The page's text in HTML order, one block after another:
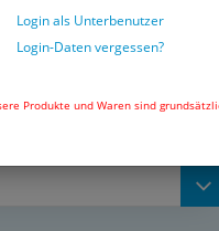
Login als Unterbenutzer
Login-Daten vergessen?
Produkte und Waren sind
hydrolysebeständig,
sind FDA-konform,
aus PA, PUR, PE, PTFE und